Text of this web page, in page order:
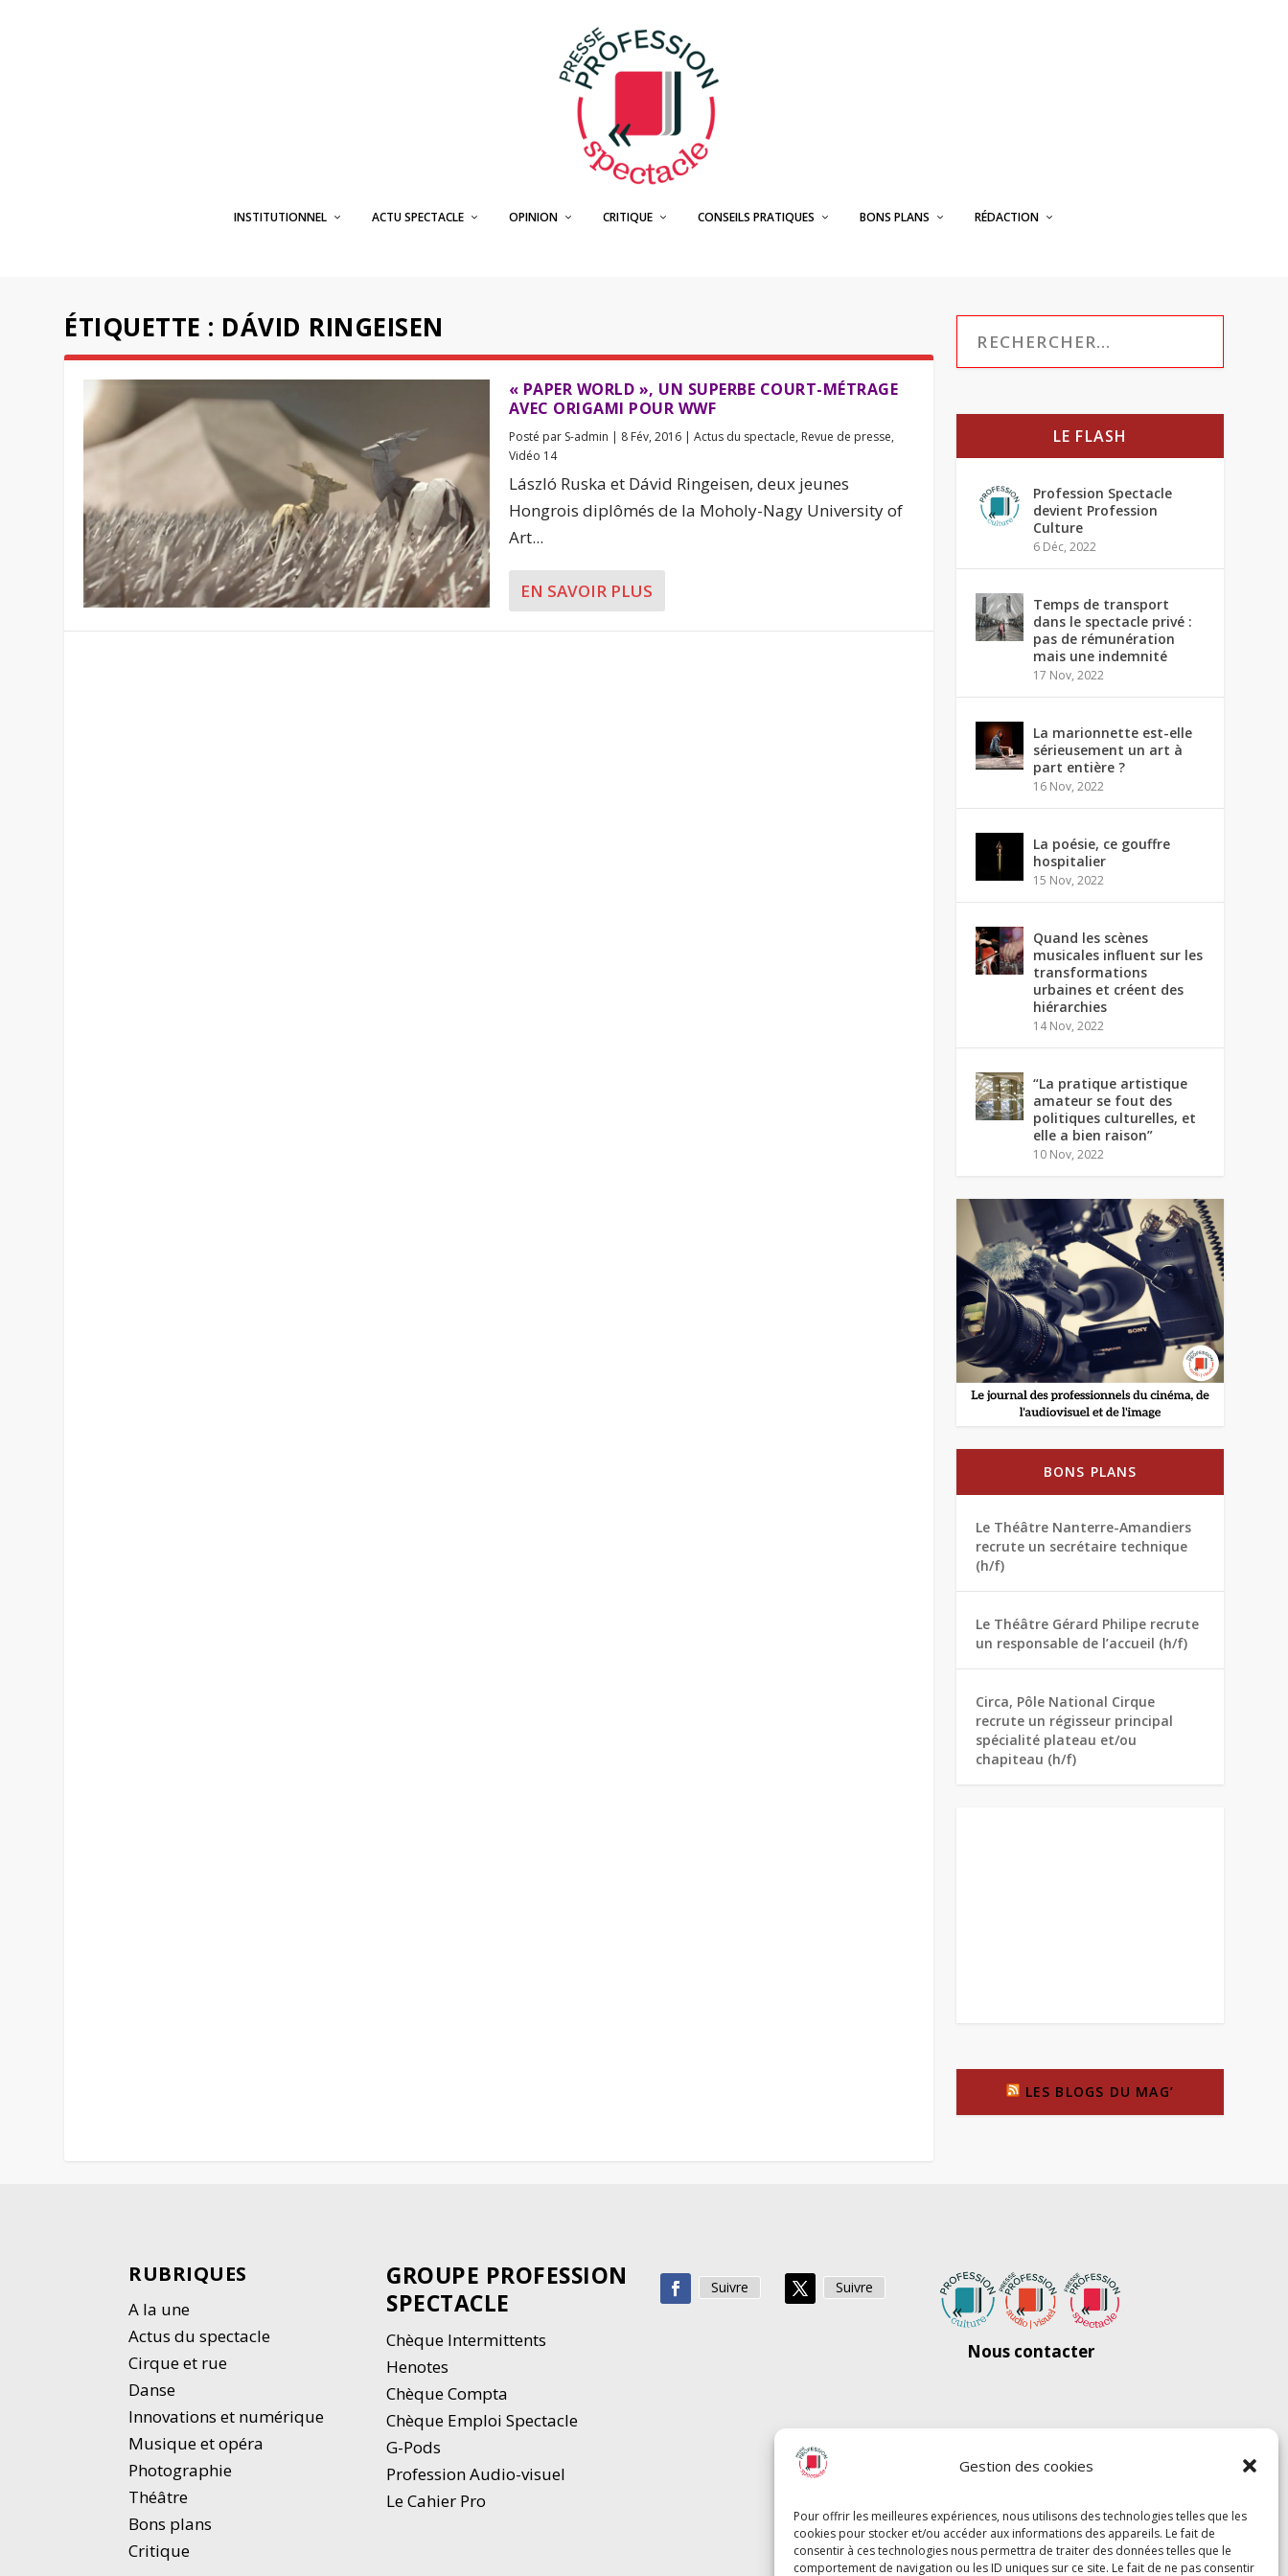
Gestion des cookies
Pour offrir les meilleures expériences, nous utilisons des technologies telles que les
cookies pour stocker et/ou accéder aux informations des appareils. Le fait de
consentir à ces technologies nous permettra de traiter des données telles que le
comportement de navigation ou les ID uniques sur ce site. Le fait de ne pas consentir
INSTITUTIONNEL ACTU SPECTACLE OPINION CRITIQUE CONSEILS PRATIQUES BONS PLANS RÉDACTION
ÉTIQUETTE : DÁVID RINGEISEN
« PAPER WORLD », UN SUPERBE COURT-MÉTRAGE
AVEC ORIGAMI POUR WWF
Posté par S-admin | 8 Fév, 2016| Actus du spectacle, Revue de presse,
Vidéo 14
László Ruska et Dávid Ringeisen, deux jeunes
Hongrois diplômés de la Moholy-Nagy University of
Art...
EN SAVOIR PLUS
LE FLASH
Profession Spectacle
devient Profession
Culture
6 Déc, 2022
Temps de transport
dans le spectacle privé :
pas de rémunération
mais une indemnité
17 Nov, 2022
La marionnette est-elle
sérieusement un art à
part entière ?
16 Nov, 2022
La poésie, ce gouffre
hospitalier
15 Nov, 2022
Quand les scènes
musicales influent sur les
transformations
urbaines et créent des
hiérarchies
14 Nov, 2022
“La pratique artistique
amateur se fout des
politiques culturelles, et
elle a bien raison”
10 Nov, 2022
BONS PLANS
Le Théâtre Nanterre-Amandiers
recrute un secrétaire technique
(h/f)
Le Théâtre Gérard Philipe recrute
un responsable de l’accueil (h/f)
Circa, Pôle National Cirque
recrute un régisseur principal
spécialité plateau et/ou
chapiteau (h/f)
LES BLOGS DU MAG’
RUBRIQUES
A la une
Actus du spectacle
Cirque et rue
Danse
Innovations et numérique
Musique et opéra
Photographie
Théâtre
Bons plans
Critique
GROUPE PROFESSION
SPECTACLE
Chèque Intermittents
Henotes
Chèque Compta
Chèque Emploi Spectacle
G-Pods
Profession Audio-visuel
Le Cahier Pro
Suivre Suivre
Nous contacter